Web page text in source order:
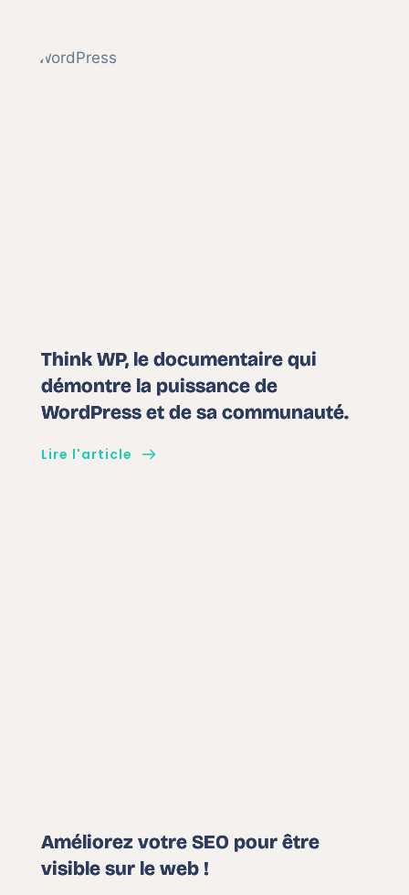
Think WP, le documentaire qui
démontre la puissance de
WordPress et de sa communauté.
Lire l'article
Améliorez votre SEO pour être
visible sur le web !